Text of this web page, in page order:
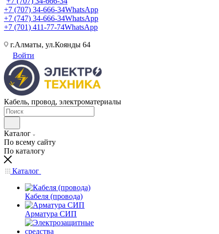
+7 (707) 34-666-34WhatsApp
+7 (747) 34-666-34WhatsApp
+7 (701) 411-77-74WhatsApp
г.Алматы, ул.Коянды 64
Войти
Кабель, провод, электроматериалы
Каталог
По всему сайту
По каталогу
Каталог
Кабеля (провода)
Арматура СИП